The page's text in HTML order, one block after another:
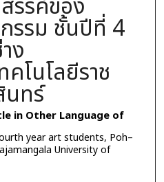
รรค์ของ
รรม ชั้นปีที่ 4
ง
โนโลยีราช
นทร์
in Other Language of
year art students, Poh–
University of